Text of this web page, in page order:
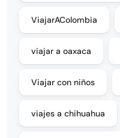
ViajarAColombia
viajar a oaxaca
Viajar con niños
viajes a chihuahua